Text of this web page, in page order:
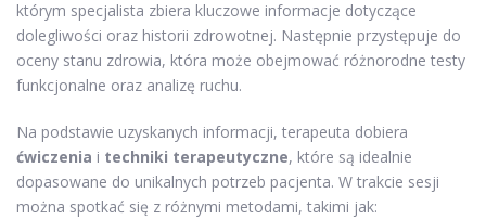
którym specjalista zbiera kluczowe informacje dotyczące
dolegliwości oraz historii zdrowotnej. Następnie przystępuje do
oceny stanu zdrowia, która może obejmować różnorodne testy
funkcjonalne oraz analizę ruchu.
Na podstawie uzyskanych informacji, terapeuta dobiera
ćwiczenia i techniki terapeutyczne, które są idealnie
dopasowane do unikalnych potrzeb pacjenta. W trakcie sesji
można spotkać się z różnymi metodami, takimi jak: